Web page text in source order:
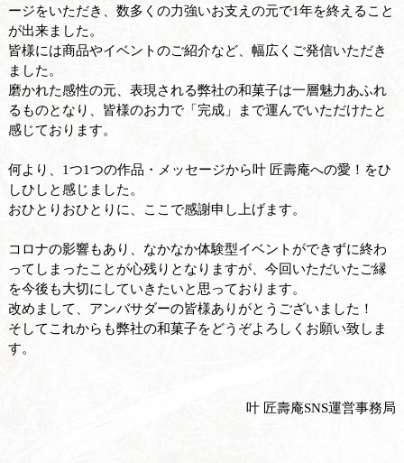
ージをいただき、数多くの力強いお支えの元で1年を終えること
が出来ました。
皆様には商品やイベントのご紹介など、幅広くご発信いただき
ました。
磨かれた感性の元、表現される弊社の和菓子は一層魅力あふれ
るものとなり、皆様のお力で「完成」まで運んでいただけたと
感じております。
何より、1つ1つの作品・メッセージから叶 匠壽庵への愛！をひ
しひしと感じました。
おひとりおひとりに、ここで感謝申し上げます。
コロナの影響もあり、なかなか体験型イベントができずに終わ
ってしまったことが心残りとなりますが、今回いただいたご縁
を今後も大切にしていきたいと思っております。
改めまして、アンバサダーの皆様ありがとうございました！
そしてこれからも弊社の和菓子をどうぞよろしくお願い致しま
す。
叶 匠壽庵SNS運営事務局